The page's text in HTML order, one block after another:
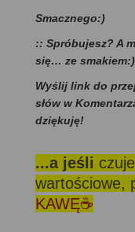
Smacznego:)
:: Spróbujesz? A
się… ze
Wyślij link do
słów w
dziękuję!
...a jeśli
wartościowe,
KAWĘ☕